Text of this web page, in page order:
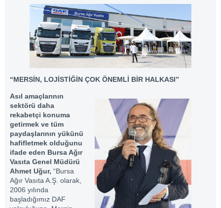
“MERSİN, LOJİSTİĞİN ÇOK ÖNEMLİ BİR HALKASI”
Asıl amaçlarının
sektörü daha
rekabetçi konuma
getirmek ve tüm
paydaşlarının yükünü
hafifletmek olduğunu
ifade eden Bursa Ağır
Vasıta Genel Müdürü
Ahmet Uğur, “Bursa
Ağır Vasıta A.Ş. olarak,
2006 yılında
başladığımız DAF